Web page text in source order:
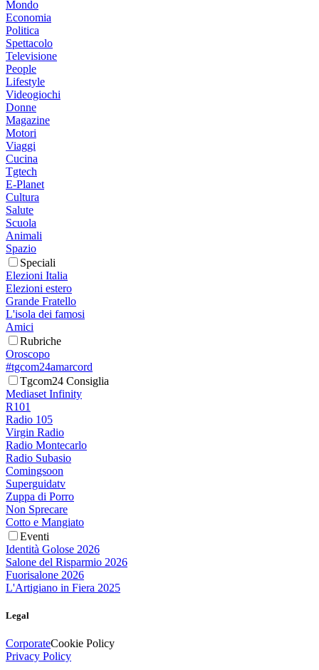
Mondo
Economia
Politica
Spettacolo
Televisione
People
Lifestyle
Videogiochi
Donne
Magazine
Motori
Viaggi
Cucina
Tgtech
E-Planet
Cultura
Salute
Scuola
Animali
Spazio
Speciali
Elezioni Italia
Elezioni estero
Grande Fratello
L'isola dei famosi
Amici
Rubriche
Oroscopo
#tgcom24amarcord
Tgcom24 Consiglia
Mediaset Infinity
R101
Radio 105
Virgin Radio
Radio Montecarlo
Radio Subasio
Comingsoon
Superguidatv
Zuppa di Porro
Non Sprecare
Cotto e Mangiato
Eventi
Identità Golose 2026
Salone del Risparmio 2026
Fuorisalone 2026
L'Artigiano in Fiera 2025
Legal
CorporateCookie Policy
Privacy Policy